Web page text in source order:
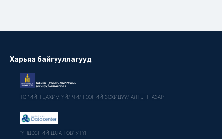
Харьяа байгууллагууд
ТӨРИЙН ЦАХИМ ҮЙЛЧИЛГЭЭНИЙ ЗОХИЦУУЛАЛТЫН ГАЗАР
"ҮНДЭСНИЙ ДАТА ТӨВ" УТҮГ